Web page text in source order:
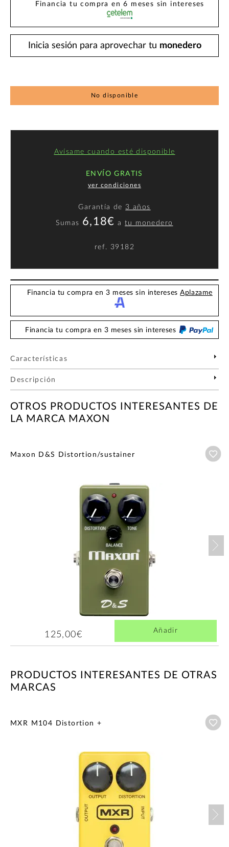
Financia tu compra en 6 meses sin intereses
Inicia sesión para aprovechar tu monedero
No disponible
Avísame cuando esté disponible
ENVÍO GRATIS
ver condiciones
Garantía de 3 años
Sumas 6,18€ atu monedero
ref. 39182
Financia tu compra en 3 meses sin interesesAplazame
Financia tu compra en 3 meses sin intereses
Características
Descripción
OTROS PRODUCTOS INTERESANTES DE
LA MARCA MAXON
Maxon D&S Distortion/sustainer
125,00€ Añadir
PRODUCTOS INTERESANTES DE OTRAS
MARCAS
MXR M104 Distortion +